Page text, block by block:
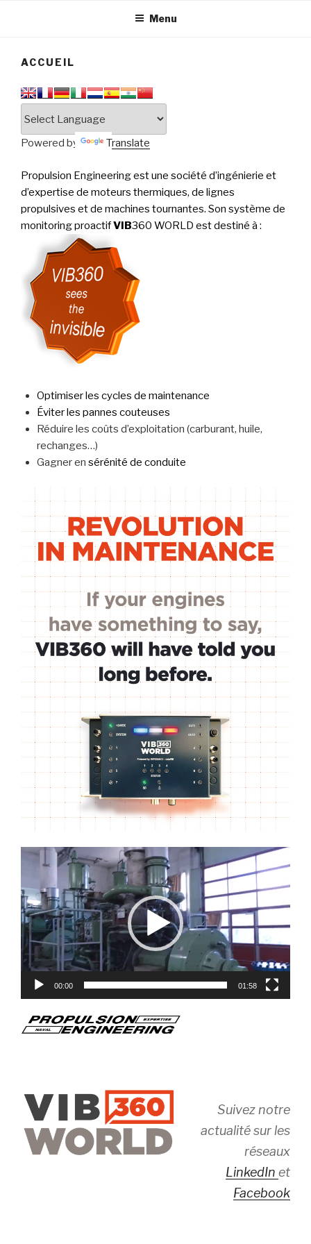
PERFORMANCE
Menu
ACCUEIL
Powered by Translate
Propulsion Engineering est une société d’ingénierie et
d’expertise de moteurs thermiques, de lignes
propulsives et de machines tournantes. Son système de
monitoring proactifVIB360 WORLD est destiné à :
Optimiser les cycles de maintenance
Éviter les pannes couteuses
Réduire les coûts d’exploitation (carburant, huile,
rechanges…)
Gagner en sérénité de conduite
Lecteur
00:00 01:58
Suivez notre
actualité sur les
réseaux
LinkedIn et
Facebook